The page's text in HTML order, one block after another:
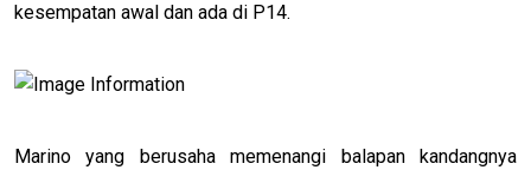
kesempatan awal dan ada di P14.
Marino yang berusaha memenangi balapan kandangnya